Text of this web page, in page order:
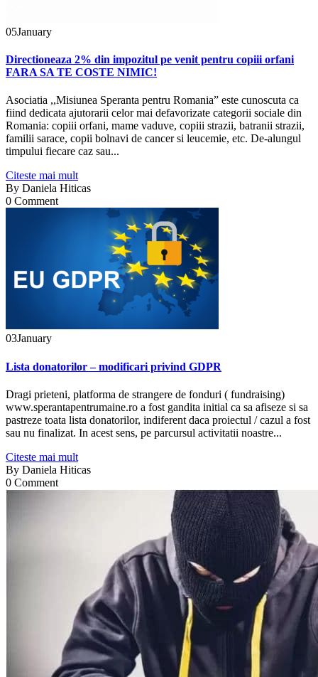
05January
Directioneaza 2% din impozitul pe venit pentru copiii orfani
FARA SA TE COSTE NIMIC!
Asociatia ,,Misiunea Speranta pentru Romania” este cunoscuta ca
fiind dedicata ajutorarii celor mai defavorizate categorii sociale din
Romania: copiii orfani, mame vaduve, copiii strazii, batranii strazii,
familii sarace, copii bolnavi de cancer si leucemie, etc. De-alungul
timpului fiecare caz sau...
Citeste mai mult
By Daniela Hiticas
0 Comment
03January
Lista donatorilor – modificari privind GDPR
Dragi prieteni, platforma de strangere de fonduri ( fundraising)
www.sperantapentrumaine.ro a fost gandita initial ca sa afiseze si sa
pastreze toata lista donatorilor, indiferent daca proiectul / cazul a fost
sau nu finalizat. In acest sens, pe parcursul activitatii noastre...
Citeste mai mult
By Daniela Hiticas
0 Comment